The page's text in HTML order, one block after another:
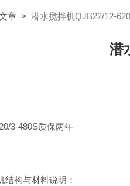
章 > 潜水搅拌机QJB22/12-
潜
3-480S质保两年
结构与材料说明：